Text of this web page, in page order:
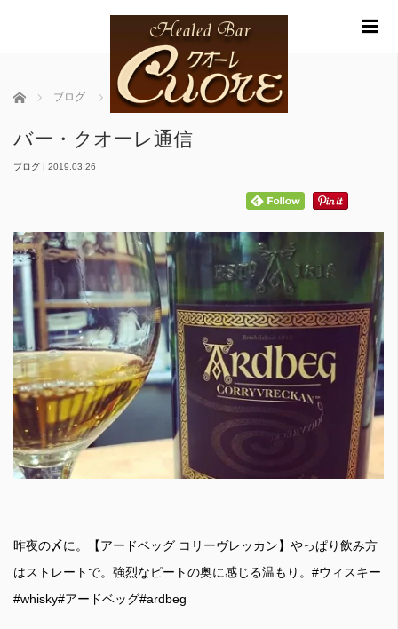
ホーム ブログ バー・クオーレ通信
バー・クオーレ通信
ブログ | 2019.03.26
昨夜の〆に。【アードベッグ コリーヴレッカン】やっぱり飲み方
はストレートで。強烈なピートの奥に感じる温もり。#ウィスキー
#whisky#アードベッグ#ardbeg